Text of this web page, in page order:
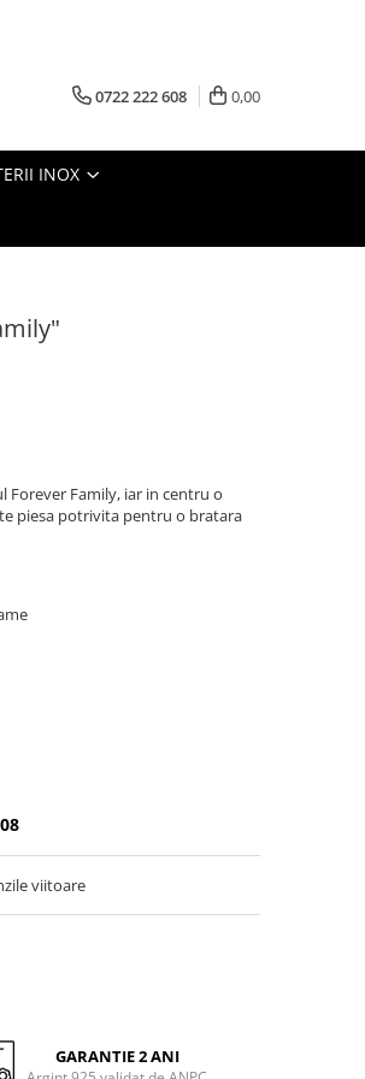
0722 222 608 0,00
INOX
Forever Family, iar in centru o
piesa potrivita pentru o bratara
viitoare
GARANTIE 2 ANI